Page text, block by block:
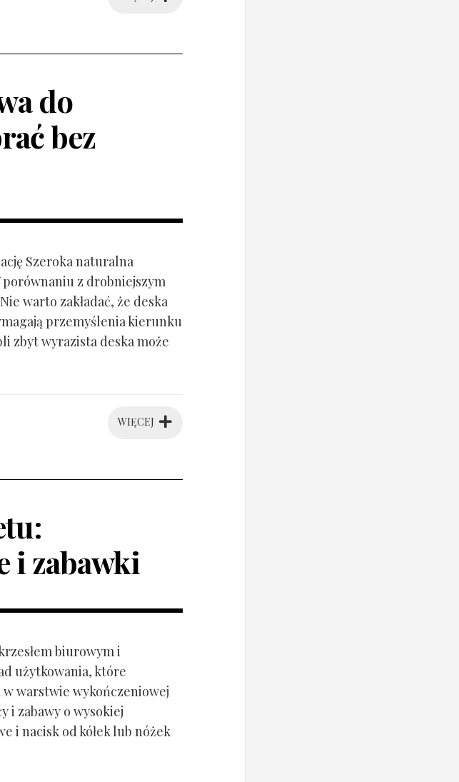
do
bez
Szeroka naturalna
porównaniu z drobniejszym
warto zakładać, że deska
przemyślenia kierunku
zbyt wyrazista deska może
WIĘCEJ
i zabawki
biurowym i
użytkowania, które
warstwie wykończeniowej
i zabawy o wysokiej
i nacisk od kółek lub nóżek